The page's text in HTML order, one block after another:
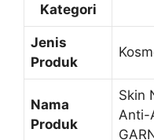
Kategori
Jenis
Produk
Nama
Produk
Skin
Anti-